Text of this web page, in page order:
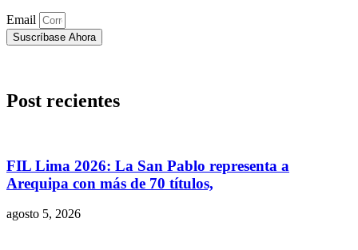
Email
Suscríbase Ahora
Post recientes
FIL Lima 2026: La San Pablo representa a
Arequipa con más de 70 títulos,
agosto 5, 2026